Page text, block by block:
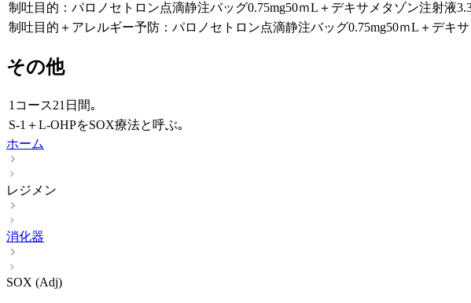
制吐目的：パロノセトロン点滴静注バッグ0.75mg50ｍL＋デキサメタゾン注射液
制吐目的＋アレルギー予防：パロノセトロン点滴静注バッグ0.75mg50ｍL＋デキ
その他
1コース21日間｡
S-1＋L-OHPをSOX療法と呼ぶ｡
ホーム
レジメン
消化器
SOX (Adj)